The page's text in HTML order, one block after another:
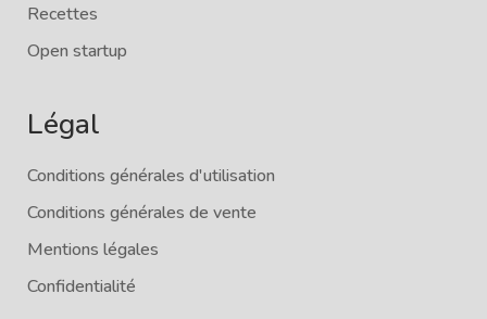
Recettes
Open startup
Légal
Conditions générales d'utilisation
Conditions générales de vente
Mentions légales
Confidentialité